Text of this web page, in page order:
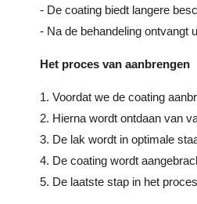
- De coating biedt langere
- Na de behandeling ontvangt
Het proces van aanbrengen
1. Voordat we de coating
2. Hierna wordt ontdaan van
3. De lak wordt in optimale
4. De coating wordt
5. De laatste stap in het